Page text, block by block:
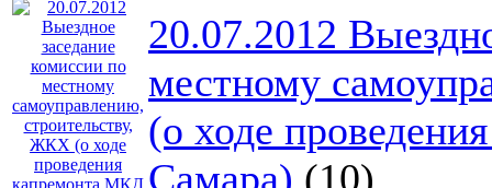
20.07.2012
местному
(о ходе
Самара) (10)